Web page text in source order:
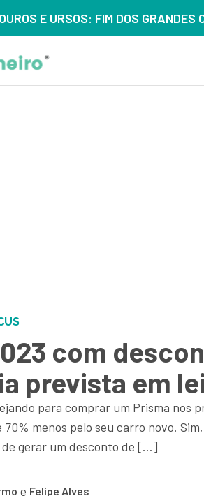
E URSOS: FIM DOS GRANDES
com
prevista em
para comprar um Prisma nos
menos pelo seu carro novo.
gerar um desconto de […]
e Felipe Alves